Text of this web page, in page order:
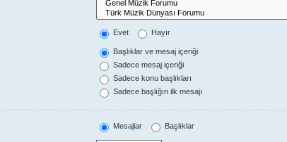
Evet Hayır
Başlıklar ve mesaj içeriği
Sadece mesaj içeriği
Sadece konu başlıkları
Sadece başlığın ilk mesajı
Mesajlar Başlıklar